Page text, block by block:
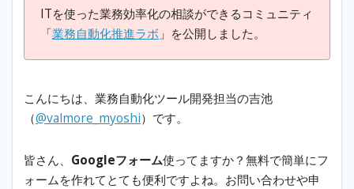
itt
er
e
b
o
o
k
e
n
a
ck
et
e ar
e
ITを使った業務効率化の相談ができるコミュニティ
「業務自動化推進ラボ 」を公開しました。
こんにちは、業務自動化ツール開発担当の吉池
（@valmore_myoshi）です。
皆さん、 Googleフォーム使ってますか？無料で簡単にフ
ォームを作れてとても便利ですよね。お問い合わせや申